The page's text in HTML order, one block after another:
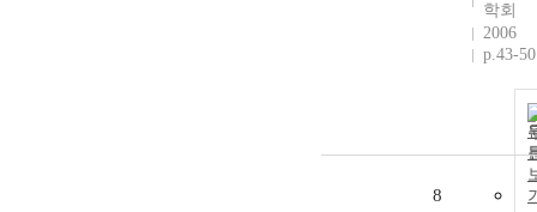
학회
2006
p.43-50
8